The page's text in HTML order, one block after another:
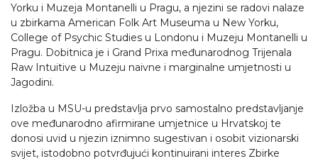
Yorku i Muzeja Montanelli u Pragu, a njezini se radovi nalaze
u zbirkama American Folk Art Museuma u New Yorku,
College of Psychic Studies u Londonu i Muzeju Montanelli u
Pragu. Dobitnica je i Grand Prixa međunarodnog Trijenala
Raw Intuitive u Muzeju naivne i marginalne umjetnosti u
Jagodini.
Izložba u MSU-u predstavlja prvo samostalno predstavljanje
ove međunarodno afirmirane umjetnice u Hrvatskoj te
donosi uvid u njezin iznimno sugestivan i osobit vizionarski
svijet, istodobno potvrđujući kontinuirani interes Zbirke